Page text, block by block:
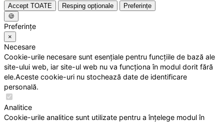
Accept TOATE Resping opționale
Preferințe
🍪
Preferințe
×
Necesare
Cookie-urile necesare sunt esențiale pentru funcțiile de bază ale
site-ului web, iar site-ul web nu va funcționa în modul dorit fără
ele.Aceste cookie-uri nu stochează date de identificare
personală.
Analitice
Cookie-urile analitice sunt utilizate pentru a înțelege modul în